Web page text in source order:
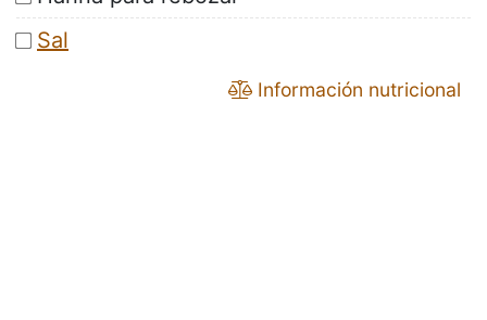
Sal
Información nutricional